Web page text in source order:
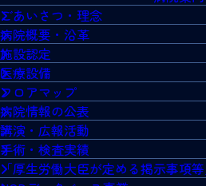
ごあいさつ・理念
病院概要・沿革
施設認定
医療設備
フロアマップ
病院情報の公表
講演・広報活動
手術・検査実績
「厚生労働大臣が定める掲示事項